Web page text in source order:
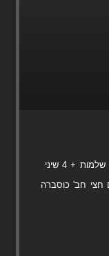
חומרים: עוף נקי ראש שום קלוף ונקי שיניים שלמות + 4 שיני
חצי חב' כוסברה